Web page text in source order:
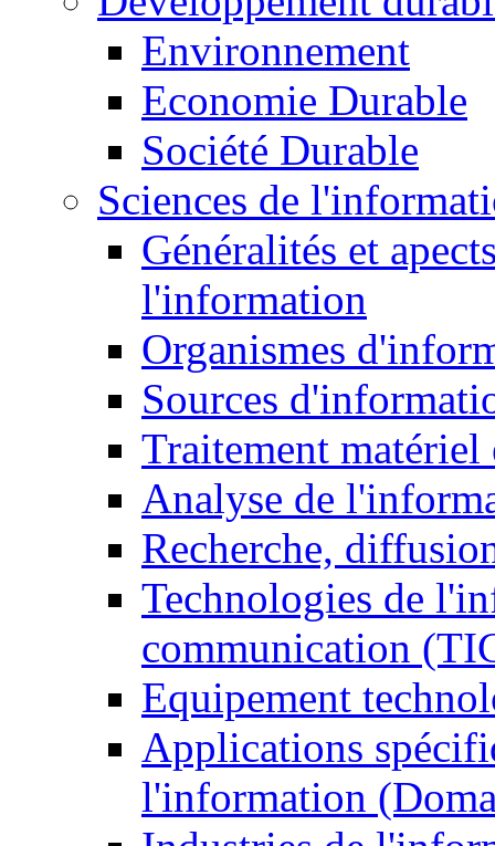
Environnement
Economie Durable
Société Durable
Sciences de
Généralités et
l'information
Organismes
Sources
Traitement matériel
Analyse de
Recherche,
Technologies de
communication
Equipement
Applications
l'information